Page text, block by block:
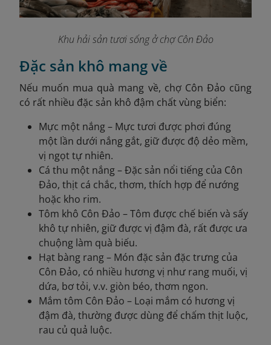
Khu hải sản tươi sống ở chợ Côn Đảo
Đặc sản khô mang về
Nếu muốn mua quà mang về, chợ Côn Đảo cũng
có rất nhiều đặc sản khô đậm chất vùng biển:
Mực một nắng – Mực tươi được phơi đúng
một lần dưới nắng gắt, giữ được độ dẻo mềm,
vị ngọt tự nhiên.
Cá thu một nắng – Đặc sản nổi tiếng của Côn
Đảo, thịt cá chắc, thơm, thích hợp để nướng
hoặc kho rim.
Tôm khô Côn Đảo – Tôm được chế biến và sấy
khô tự nhiên, giữ được vị đậm đà, rất được ưa
chuộng làm quà biếu.
Hạt bàng rang – Món đặc sản đặc trưng của
Côn Đảo, có nhiều hương vị như rang muối, vị
dứa, bơ tỏi, v.v. giòn béo, thơm ngon.
Mắm tôm Côn Đảo – Loại mắm có hương vị
đậm đà, thường được dùng để chấm thịt luộc,
rau củ quả luộc.